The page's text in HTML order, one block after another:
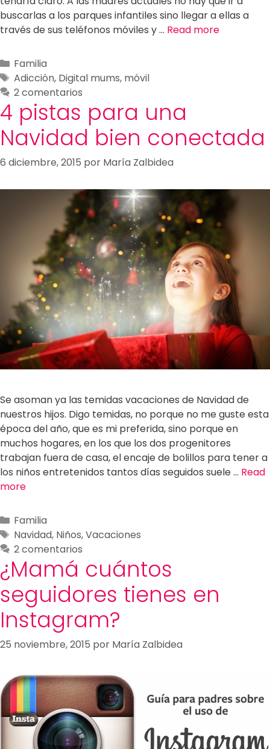
buscarlas a los parques infantiles sino llegar a ellas a
través de sus teléfonos móviles y … Read more
Familia
Adicción, Digital mums, móvil
2 comentarios
4 pistas para una
Navidad bien conectada
6 diciembre, 2015 por María Zalbidea
Se asoman ya las temidas vacaciones de Navidad de
nuestros hijos. Digo temidas, no porque no me guste esta
época del año, que es mi preferida, sino porque en
muchos hogares, en los que los dos progenitores
trabajan fuera de casa, el encaje de bolillos para tener a
los niños entretenidos tantos días seguidos suele … Read
more
Familia
Navidad, Niños,Vacaciones
2 comentarios
¿Mamá cuántos
seguidores tienes en
Instagram?
25 noviembre, 2015 por María Zalbidea